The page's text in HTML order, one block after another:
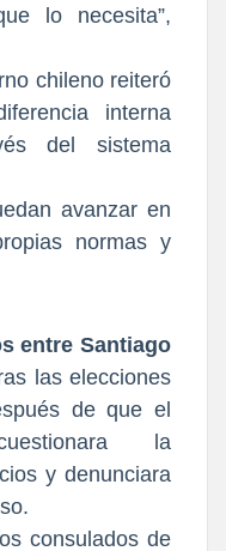
lo necesita”,
chileno reiteró
interna
del sistema
avanzar en
normas y
entre Santiago
las elecciones
de que el
la
y denunciara